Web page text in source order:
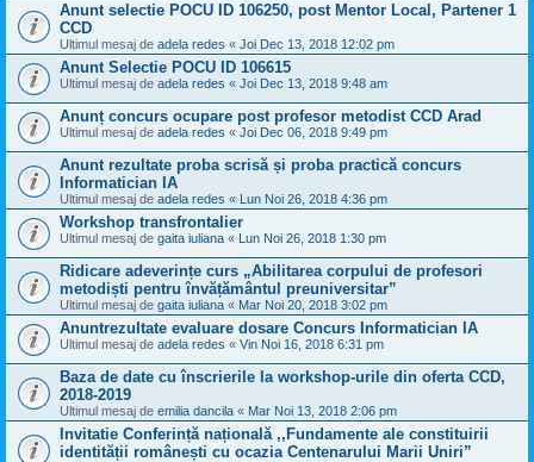
Anunt selectie POCU ID 106250, post Mentor Local, Partener 1
CCD
Ultimul mesaj de adela redes « Joi Dec 13, 2018 12:02 pm
Anunt Selectie POCU ID 106615
Ultimul mesaj de adela redes « Joi Dec 13, 2018 9:48 am
Anunț concurs ocupare post profesor metodist CCD Arad
Ultimul mesaj de adela redes « Joi Dec 06, 2018 9:49 pm
Anunt rezultate proba scrisă și proba practică concurs
Informatician IA
Ultimul mesaj de adela redes « Lun Noi 26, 2018 4:36 pm
Workshop transfrontalier
Ultimul mesaj de gaita iuliana « Lun Noi 26, 2018 1:30 pm
Ridicare adeverințe curs „Abilitarea corpului de profesori
metodiști pentru învățământul preuniversitar”
Ultimul mesaj de gaita iuliana « Mar Noi 20, 2018 3:02 pm
Anuntrezultate evaluare dosare Concurs Informatician IA
Ultimul mesaj de adela redes « Vin Noi 16, 2018 6:31 pm
Baza de date cu înscrierile la workshop-urile din oferta CCD,
2018-2019
Ultimul mesaj de emilia dancila « Mar Noi 13, 2018 2:06 pm
Invitatie Conferință națională ,,Fundamente ale constituirii
identității românești cu ocazia Centenarului Marii Uniri”